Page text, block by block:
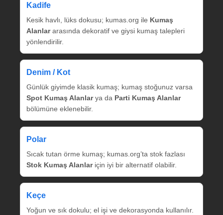
Kadife
Kesik havlı, lüks dokusu; kumas.org ile Kumaş
Alanlararasında dekoratif ve giysi kumaş talepleri
yönlendirilir.
Denim / Kot
Günlük giyimde klasik kumaş; kumaş stoğunuz varsa
Spot Kumaş Alanlarya da Parti Kumaş Alanlar
bölümüne eklenebilir.
Polar
Sıcak tutan örme kumaş; kumas.org’ta stok fazlası
Stok Kumaş Alanlariçin iyi bir alternatif olabilir.
Keçe
Yoğun ve sık dokulu; el işi ve dekorasyonda kullanılır.